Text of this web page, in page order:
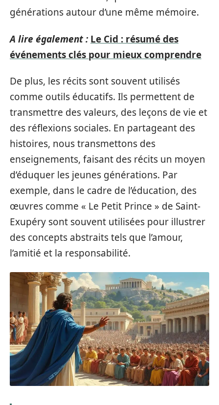
générations autour d’une même mémoire.
A lire également : Le Cid : résumé des
événements clés pour mieux comprendre
De plus, les récits sont souvent utilisés
comme outils éducatifs. Ils permettent de
transmettre des valeurs, des leçons de vie et
des réflexions sociales. En partageant des
histoires, nous transmettons des
enseignements, faisant des récits un moyen
d’éduquer les jeunes générations. Par
exemple, dans le cadre de l’éducation, des
œuvres comme « Le Petit Prince » de Saint-
Exupéry sont souvent utilisées pour illustrer
des concepts abstraits tels que l’amour,
l’amitié et la responsabilité.